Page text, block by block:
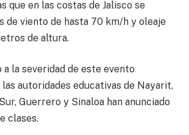
que en las costas de Jalisco se
de viento de hasta 70 km/h y oleaje
de altura.
a la severidad de este evento
autoridades educativas de Nayarit,
Guerrero y Sinaloa han anunciado
clases.